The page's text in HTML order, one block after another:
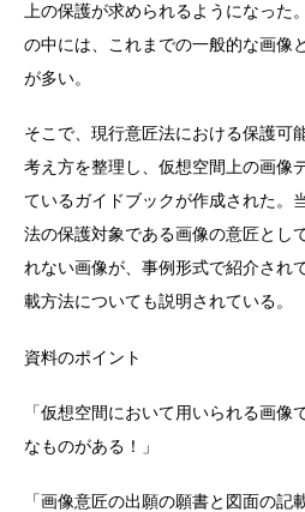
上の保護が求められるようになった
の中には、これまでの⼀般的な画像
が多い。
そこで、現⾏意匠法における保護可
考え⽅を整理し、仮想空間上の画像
ているガイドブックが作成された。
法の保護対象である画像の意匠とし
れない画像が、事例形式で紹介され
載⽅法についても説明されている。
資料のポイント
「仮想空間において⽤いられる画
なものがある！」
「画像意匠の出願の願書と図⾯の記